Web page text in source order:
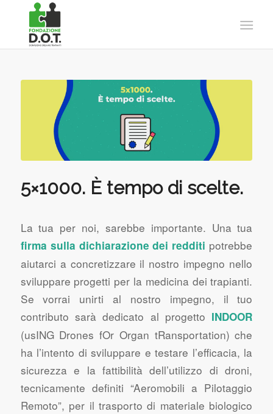
5×1000. È tempo di scelte.
La tua per noi, sarebbe importante. Una tua
firma sulla dichiarazione dei redditi potrebbe
aiutarci a concretizzare il nostro impegno nello
sviluppare progetti per la medicina dei trapianti.
Se vorrai unirti al nostro impegno, il tuo
contributo sarà dedicato al progetto INDOOR
(usING Drones fOr Organ tRansportation) che
ha l’intento di sviluppare e testare l’efficacia, la
sicurezza e la fattibilità dell’utilizzo di droni,
tecnicamente definiti “Aeromobili a Pilotaggio
Remoto”, per il trasporto di materiale biologico